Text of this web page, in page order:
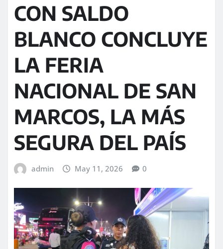
CON SALDO
BLANCO CONCLUYE
LA FERIA
NACIONAL DE SAN
MARCOS, LA MÁS
SEGURA DEL PAÍS
admin May 11, 2026 0